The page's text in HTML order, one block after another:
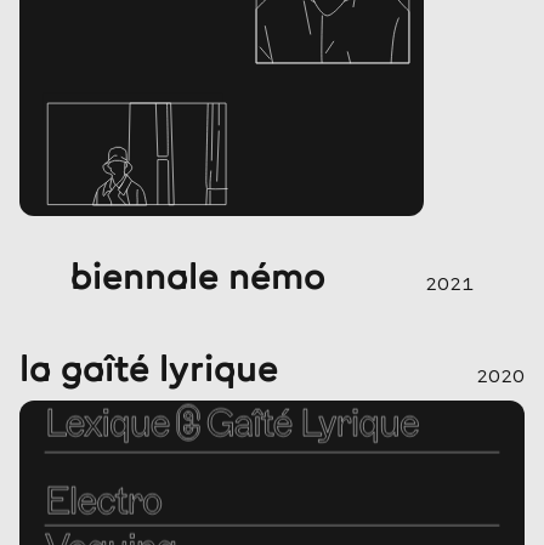
biennale némo 2021
la gaîté lyrique 2020